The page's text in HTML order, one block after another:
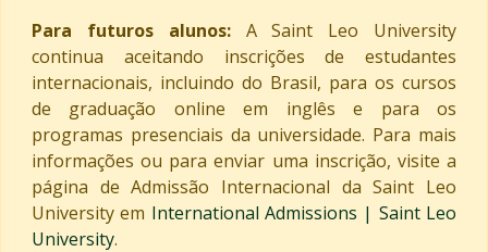
Para futuros alunos:A Saint Leo University
continua aceitando inscrições de estudantes
internacionais, incluindo do Brasil, para os cursos
de graduação online em inglês e para os
programas presenciais da universidade. Para mais
informações ou para enviar uma inscrição, visite a
página de Admissão Internacional da Saint Leo
University em International Admissions | Saint Leo
University.